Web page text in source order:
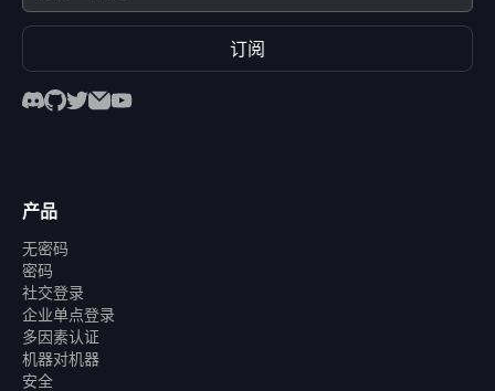
订阅
产品
无密码
密码
社交登录
企业单点登录
多因素认证
机器对机器
安全